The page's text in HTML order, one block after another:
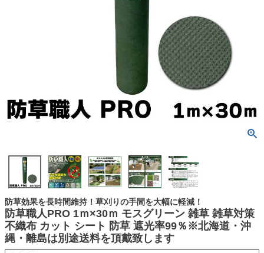
防草効果を長時間維持！草刈りの手間を大幅に軽減！
防草職人PRO 1ｍ×30ｍ モスグリーン 雑草 雑草対策
不織布 カット シート 防草 遮光率99％※北海道・沖
縄・離島は別途送料を頂戴致します